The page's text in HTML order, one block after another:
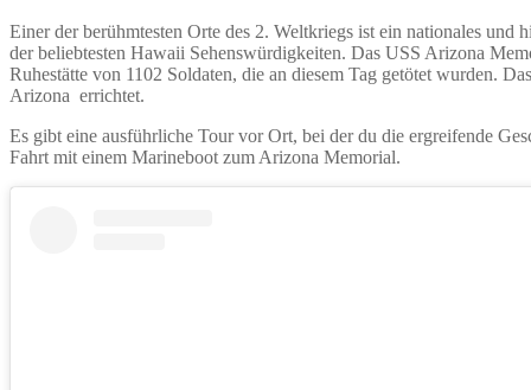
Einer der berühmtesten Orte des 2. Weltkriegs ist ein nationales
der beliebtesten Hawaii Sehenswürdigkeiten. Das USS Arizona
Ruhestätte von 1102 Soldaten, die an diesem Tag getötet wurden.
Arizona errichtet.
Es gibt eine ausführliche Tour vor Ort, bei der du die ergreifende
Fahrt mit einem Marineboot zum Arizona Memorial.